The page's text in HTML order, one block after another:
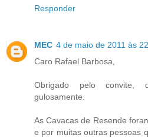
Responder
MEC 4 de maio de 2011 às
Caro Rafael Barbosa,
Obrigado pelo convite,
gulosamente.
As Cavacas de Resende
e por muitas outras pessoas